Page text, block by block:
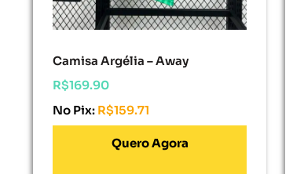
Camisa Argélia – Away
R$169.90
No Pix: R$159.71
Adicionar Ao Carrinho